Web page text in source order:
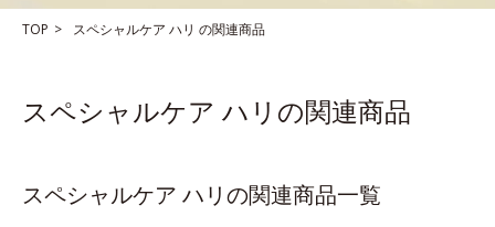
TOP スペシャルケア ハリ の関連商品
スペシャルケア ハリの関連商品
スペシャルケア ハリの関連商品一覧